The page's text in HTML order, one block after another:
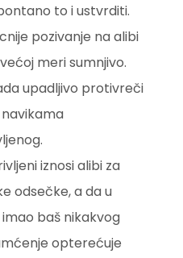
to i ustvrditi.
pozivanje na alibi
meri sumnjivo.
upadljivo protivreči
iznosi alibi za
odsečke, a da u
baš nikakvog
opterećuje